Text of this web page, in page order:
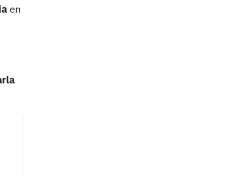
en